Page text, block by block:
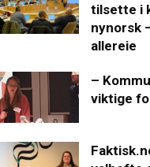
tilsette i
nynorsk
allereie
–
viktige